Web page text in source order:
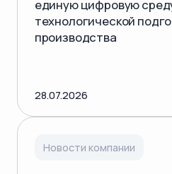
единую цифровую
технологической
производства
28.07.2026
Новости компании